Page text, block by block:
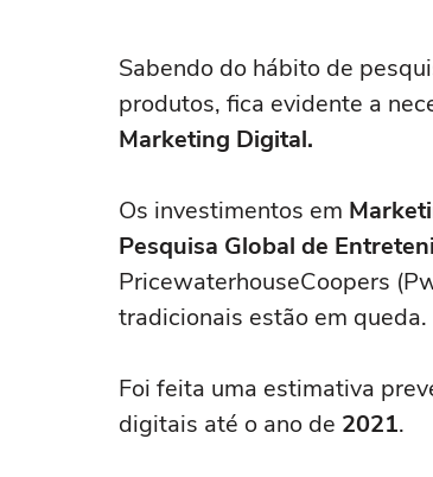
Sabendo do hábito de
produtos, fica evidente a
Marketing Digital.
Os investimentos em
Pesquisa Global de
PricewaterhouseCoopers
tradicionais estão em queda.
Foi feita uma estimativa
digitais até o ano de 2021.